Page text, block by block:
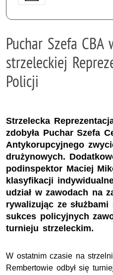
Puchar Szefa CBA
strzeleckiej
Policji
Strzelecka
zdobyła Puchar Szefa
Antykorupcyjnego
drużynowych.
podinspektor Maciej
klasyfikacji
udział w zawodach na
rywalizując ze
sukces policyjnych
turnieju strzeleckim.
W ostatnim czasie na
Rembertowie odbył się